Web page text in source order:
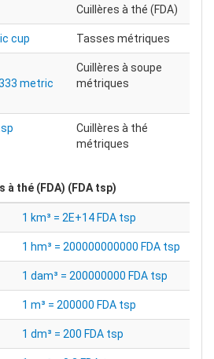
Cuillères à thé (FDA)
cup Tasses métriques
metric
Cuillères à soupe
métriques
Cuillères à thé
métriques
à thé (FDA) (FDA tsp)
1 km³ = 2E+14 FDA tsp
1 hm³ = 200000000000 FDA tsp
1 dam³ = 200000000 FDA tsp
1 m³ = 200000 FDA tsp
1 dm³ = 200 FDA tsp